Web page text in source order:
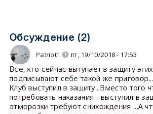
Обсуждение (2)
Patriot1. пт, 19/10/2018 - 17:53
Все, кто сейчас вытупает в защиту
подписывают себе такой же приговор...
Клуб выступил в защиту...Вместо того
потребовать наказания - выступил в
отморозки требуют снихождения ...А